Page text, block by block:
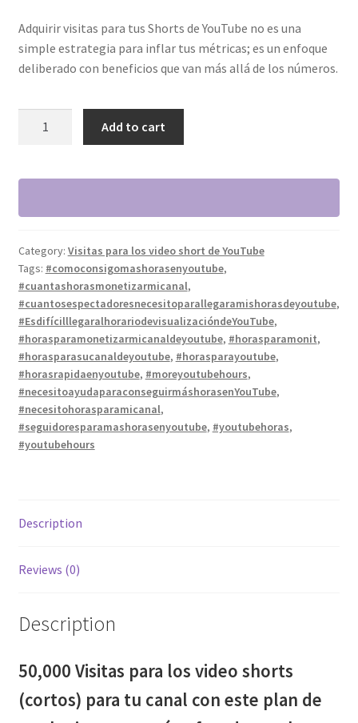
Adquirir visitas para tus Shorts de YouTube no es una
simple estrategia para inflar tus métricas; es un enfoque
deliberado con beneficios que van más allá de los números.
los
shorts
para
canal
con
este
plan
de
marketing
que
está
progreso
canal.
Add to cart
Category: Visitas para los video short de YouTube
Tags: #comoconsigomashorasenyoutube,
#cuantashorasmonetizarmicanal,
#cuantosespectadoresnecesitoparallegaramishorasdeyoutube,
#EsdifícilllegaralhorariodevisualizacióndeYouTube,
#horasparamonetizarmicanaldeyoutube, #horasparamonit,
#horasparasucanaldeyoutube, #horasparayoutube,
#horasrapidaenyoutube, #moreyoutubehours,
#necesitoayudaparaconseguirmáshorasenYouTube,
#necesitohorasparamicanal,
#seguidoresparamashorasenyoutube, #youtubehoras,
#youtubehours
Description
Reviews (0)
Description
50,000 Visitas para los video shorts
(cortos) para tu canal con este plan de